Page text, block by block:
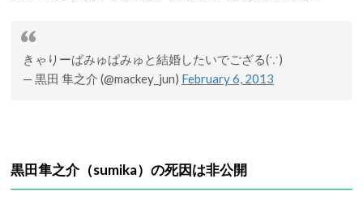
きゃりーぱみゅぱみゅと結婚したいでござる(∵)
— 黒田 隼之介 (@mackey_jun) February 6, 2013
黒田隼之介（sumika）の死因は非公開